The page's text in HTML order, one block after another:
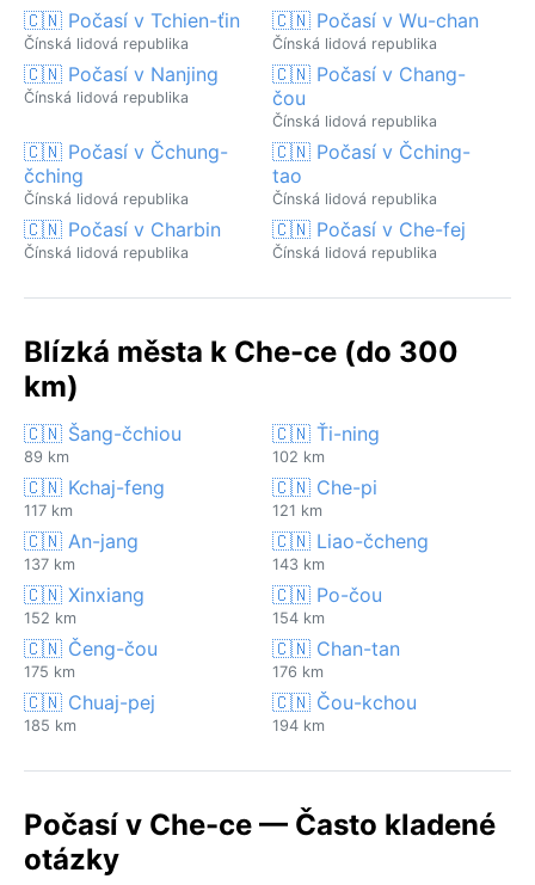
🇨🇳 Počasí v Tchien-ťin
Čínská lidová republika
🇨🇳 Počasí v Wu-chan
Čínská lidová republika
🇨🇳 Počasí v Nanjing
Čínská lidová republika
🇨🇳 Počasí v Chang-
čou
Čínská lidová republika
🇨🇳 Počasí v Čchung-
čching
Čínská lidová republika
🇨🇳 Počasí v Čching-
tao
Čínská lidová republika
🇨🇳 Počasí v Charbin
Čínská lidová republika
🇨🇳 Počasí v Che-fej
Čínská lidová republika
Blízká města k Che-ce (do 300
km)
🇨🇳 Šang-čchiou
89 km
🇨🇳 Ťi-ning
102 km
🇨🇳 Kchaj-feng
117 km
🇨🇳 Che-pi
121 km
🇨🇳 An-jang
137 km
🇨🇳 Liao-čcheng
143 km
🇨🇳 Xinxiang
152 km
🇨🇳 Po-čou
154 km
🇨🇳 Čeng-čou
175 km
🇨🇳 Chan-tan
176 km
🇨🇳 Chuaj-pej
185 km
🇨🇳 Čou-kchou
194 km
Počasí v Che-ce — Často kladené
otázky